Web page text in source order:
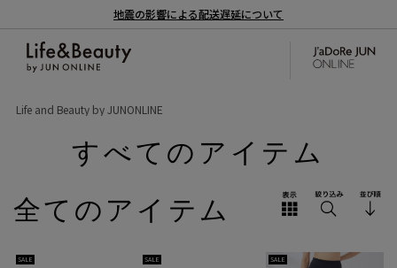
地震の影響による配送遅延について
Life and Beauty by JUNONLINE
すべてのアイテム
全てのアイテム
SALE SALE SALE